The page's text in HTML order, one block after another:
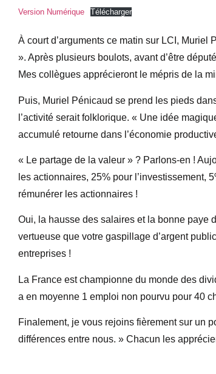
Version Numérique Télécharger
À court d’arguments ce matin sur LCI,
». Après plusieurs boulots, avant d’être
Mes collègues apprécieront le mépris de la
Puis, Muriel Pénicaud se prend les pieds
l’activité serait folklorique. « Une idée
accumulé retourne dans l’économie
« Le partage de la valeur » ? Parlons-en !
les actionnaires, 25% pour l’investissement,
rémunérer les actionnaires !
Oui, la hausse des salaires et la bonne paye
vertueuse que votre gaspillage d’argent
entreprises !
La France est championne du monde des
a en moyenne 1 emploi non pourvu pour 40
Finalement, je vous rejoins fièrement sur un
différences entre nous. » Chacun les